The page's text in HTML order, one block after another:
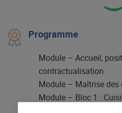
Programme
Module – Accueil,
contractualisation
Module – Maîtrise des
Module – Bloc 1 :